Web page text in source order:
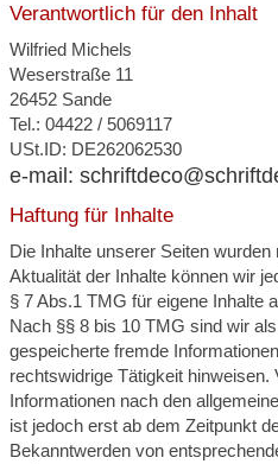
Verantwortlich für den Inhalt
Wilfried Michels
Weserstraße 11
26452 Sande
Tel.: 04422 / 5069117
USt.ID: DE262062530
Haftung für Inhalte
Die Inhalte unserer Seiten
Aktualität der Inhalte können wir
§ 7 Abs.1 TMG für eigene Inhalte
Nach §§ 8 bis 10 TMG sind wir
gespeicherte fremde
rechtswidrige Tätigkeit
Informationen nach den
ist jedoch erst ab dem Zeitpunkt
Bekanntwerden von